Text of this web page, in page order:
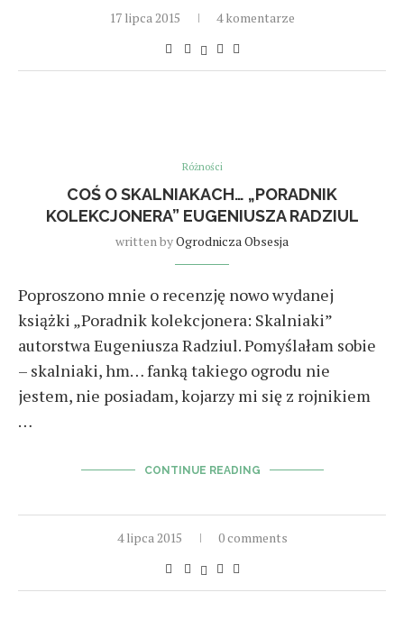
17 lipca 2015 4 komentarze
Różności
COŚ O SKALNIAKACH… „PORADNIK
KOLEKCJONERA” EUGENIUSZA RADZIUL
written byOgrodnicza Obsesja
Poproszono mnie o recenzję nowo wydanej
książki „Poradnik kolekcjonera: Skalniaki”
autorstwa Eugeniusza Radziul. Pomyślałam sobie
– skalniaki, hm… fanką takiego ogrodu nie
jestem, nie posiadam, kojarzy mi się z rojnikiem
…
CONTINUE READING
4 lipca 2015 0 comments